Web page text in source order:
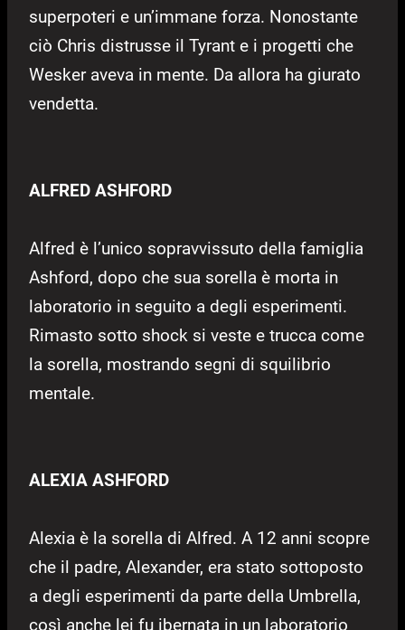
superpoteri e un’immane forza. Nonostante
ciò Chris distrusse il Tyrant e i progetti che
Wesker aveva in mente. Da allora ha giurato
vendetta.
ALFRED ASHFORD
Alfred è l’unico sopravvissuto della famiglia
Ashford, dopo che sua sorella è morta in
laboratorio in seguito a degli esperimenti.
Rimasto sotto shock si veste e trucca come
la sorella, mostrando segni di squilibrio
mentale.
ALEXIA ASHFORD
Alexia è la sorella di Alfred. A 12 anni scopre
che il padre, Alexander, era stato sottoposto
a degli esperimenti da parte della Umbrella,
così anche lei fu ibernata in un laboratorio